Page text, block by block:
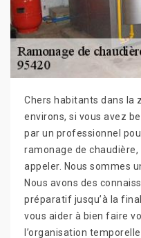
Chers habitants dans la
environs, si vous avez
par un professionnel
ramonage de
appeler. Nous sommes
Nous avons des
préparatif jusqu’à la
vous aider à bien faire
l’organisation